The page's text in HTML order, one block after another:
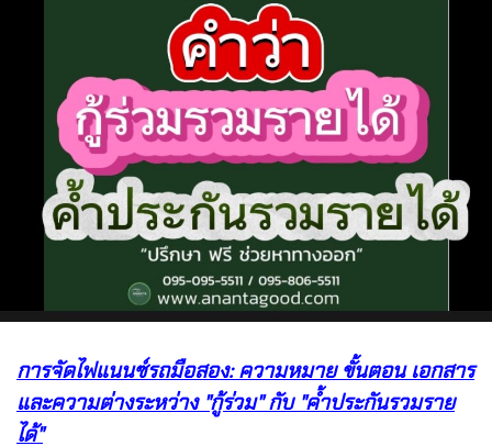
การจัดไฟแนนซ์รถมือสอง: ความหมาย ขั้นตอน เอกสาร
และความต่างระหว่าง "กู้ร่วม" กับ "ค้ำประกันรวมราย
ได้"